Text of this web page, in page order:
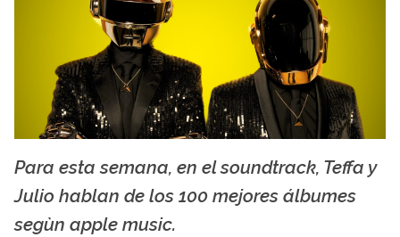
Para esta semana, en el soundtrack, Teffa y
Julio hablan de los 100 mejores álbumes
segùn apple music.